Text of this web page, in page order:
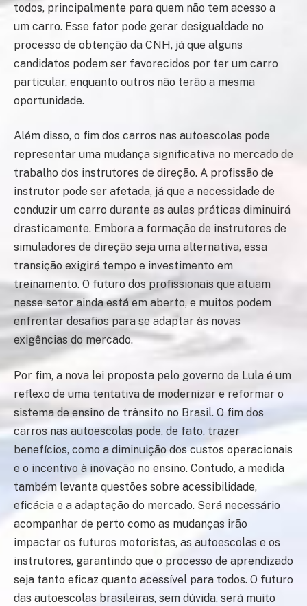
todos, principalmente para quem não tem acesso a
um carro. Esse fator pode gerar desigualdade no
processo de obtenção da CNH, já que alguns
candidatos podem ser favorecidos por ter um carro
particular, enquanto outros não terão a mesma
oportunidade.
Além disso, o fim dos carros nas autoescolas pode
representar uma mudança significativa no mercado de
trabalho dos instrutores de direção. A profissão de
instrutor pode ser afetada, já que a necessidade de
conduzir um carro durante as aulas práticas diminuirá
drasticamente. Embora a formação de instrutores de
simuladores de direção seja uma alternativa, essa
transição exigirá tempo e investimento em
treinamento. O futuro dos profissionais que atuam
nesse setor ainda está em aberto, e muitos podem
enfrentar desafios para se adaptar às novas
exigências do mercado.
Por fim, a nova lei proposta pelo governo de Lula é um
reflexo de uma tentativa de modernizar e reformar o
sistema de ensino de trânsito no Brasil. O fim dos
carros nas autoescolas pode, de fato, trazer
benefícios, como a diminuição dos custos operacionais
e o incentivo à inovação no ensino. Contudo, a medida
também levanta questões sobre acessibilidade,
eficácia e a adaptação do mercado. Será necessário
acompanhar de perto como as mudanças irão
impactar os futuros motoristas, as autoescolas e os
instrutores, garantindo que o processo de aprendizado
seja tanto eficaz quanto acessível para todos. O futuro
das autoescolas brasileiras, sem dúvida, será muito